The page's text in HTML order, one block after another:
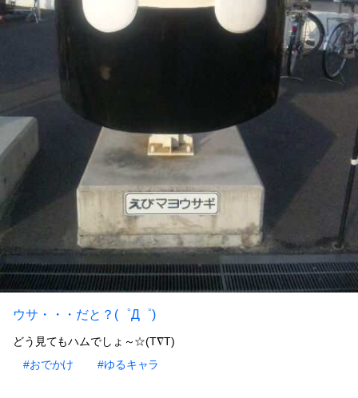
ウサ・・・だと？(゜Д゜)
どう見てもハムでしょ～☆(T∇T)
#おでかけ
#ゆるキャラ